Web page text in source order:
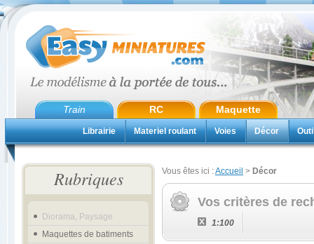
Train RC Maquette
Librairie Materiel roulant Voies Décor
Rubriques
Diorama, Paysage
Maquettes de batiments
Vous êtes ici :Accueil > Décor
Vos critères de
1:100